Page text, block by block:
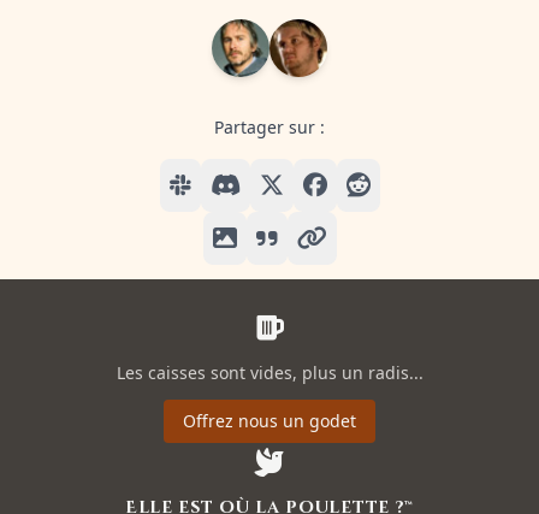
Partager sur :
Les caisses sont vides, plus un radis...
Offrez nous un godet
Elle est où la poulette ?™